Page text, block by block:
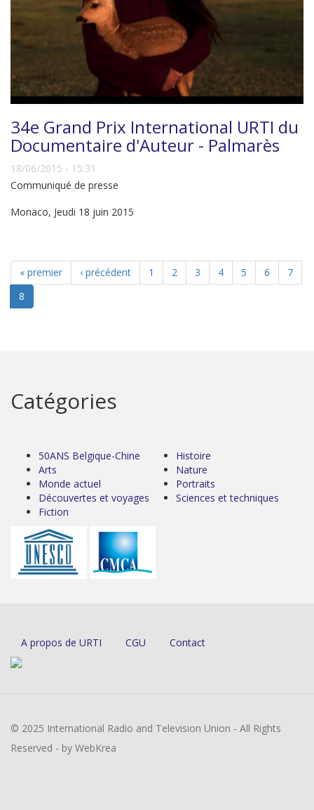
34e Grand Prix International URTI du
Documentaire d'Auteur - Palmarès
18/06/2015 - 15:31
Communiqué de presse
Monaco, Jeudi 18 juin 2015
« premier ‹ précédent 1 2 3 4 5 6
7
8
Catégories
50ANS Belgique-Chine
Arts
Monde actuel
Découvertes et voyages
Fiction
Histoire
Nature
Portraits
Sciences et techniques
A propos de URTI CGU Contact
© 2025 International Radio and Television Union - All Rights
Reserved - by WebKrea